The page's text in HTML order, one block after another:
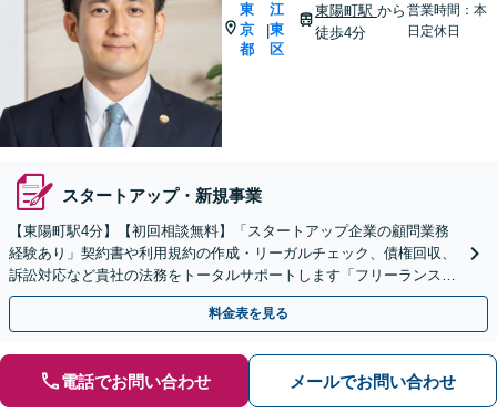
東
京
都
|
江
東
区
東陽町駅 から
徒歩4分
営業時間：本
日定休日
スタートアップ・新規事業
【東陽町駅4分】【初回相談無料】「スタートアップ企業の顧問業務
経験あり」契約書や利用規約の作成・リーガルチェック、債権回収、
訴訟対応など貴社の法務をトータルサポートします「フリーランスの
顧問対応／顧問契約月額1万円～」【休日・夜間相談可】
料金表を見る
電話でお問い合わせ メールでお問い合わせ